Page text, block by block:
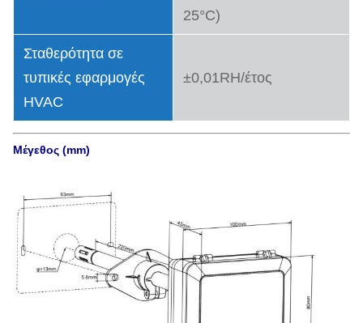
25°C)
Σταθερότητα σε
τυπικές εφαρμογές
HVAC
±0,01RH/έτος
Μέγεθος (mm)